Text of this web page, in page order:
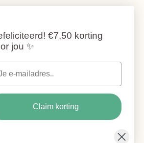
we volop ideeën voor de mooiste
€7,50 korting
jou ✨
Claim korting